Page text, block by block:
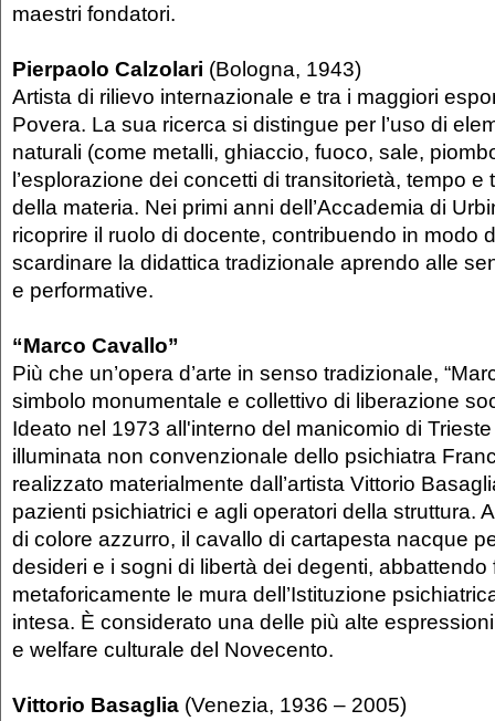
maestri fondatori.
Pierpaolo Calzolari (Bologna, 1943)
Artista di rilievo internazionale e tra i maggiori
Povera. La sua ricerca si distingue per l’uso di
naturali (come metalli, ghiaccio, fuoco, sale,
l’esplorazione dei concetti di transitorietà, tempo e
della materia. Nei primi anni dell’Accademia di
ricoprire il ruolo di docente, contribuendo in modo
scardinare la didattica tradizionale aprendo alle
e performative.
“Marco Cavallo”
Più che un’opera d’arte in senso tradizionale,
simbolo monumentale e collettivo di liberazione
Ideato nel 1973 all'interno del manicomio di
illuminata non convenzionale dello psichiatra
realizzato materialmente dall’artista Vittorio
pazienti psichiatrici e agli operatori della struttura.
di colore azzurro, il cavallo di cartapesta nacque
desideri e i sogni di libertà dei degenti, abbattendo
metaforicamente le mura dell’Istituzione
intesa. È considerato una delle più alte
e welfare culturale del Novecento.
Vittorio Basaglia (Venezia, 1936 – 2005)